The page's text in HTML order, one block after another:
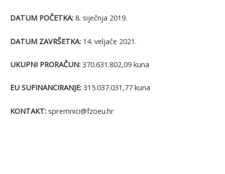
DATUM POČETKA: 8. siječnja 2019.
DATUM ZAVRŠETKA: 14. veljače 2021.
UKUPNI PRORAČUN: 370.631.802,09 kuna
EU SUFINANCIRANJE: 315.037.031,77 kuna
KONTAKT: spremnici@fzoeu.hr